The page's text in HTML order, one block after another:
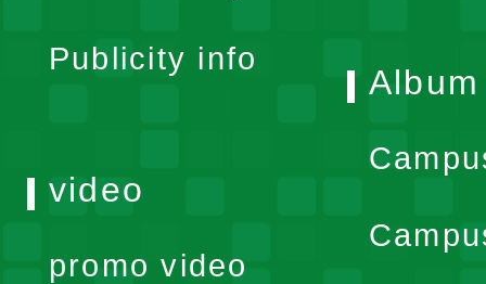
Publicity info
Album
video
promo video